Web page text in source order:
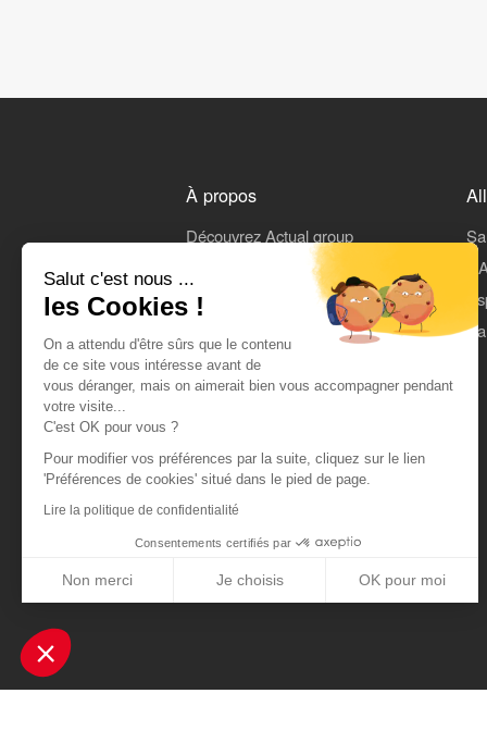
Salut c'est nous ...
les Cookies !
On a attendu d'être sûrs que le contenu
de ce site vous intéresse avant de
vous déranger, mais on aimerait bien vous accompagner pendant
votre visite...
C'est OK pour vous ?
Pour modifier vos préférences par la suite, cliquez sur le lien
'Préférences de cookies' situé dans le pied de page.
Lire la politique de confidentialité
Consentements certifiés par
Non merci Je choisis OK pour moi
Notre plateforme vous permet d'adapter et de gérer vos
À propos
Découvrez Actual group
On parle de nous
CGU
Données personnelles